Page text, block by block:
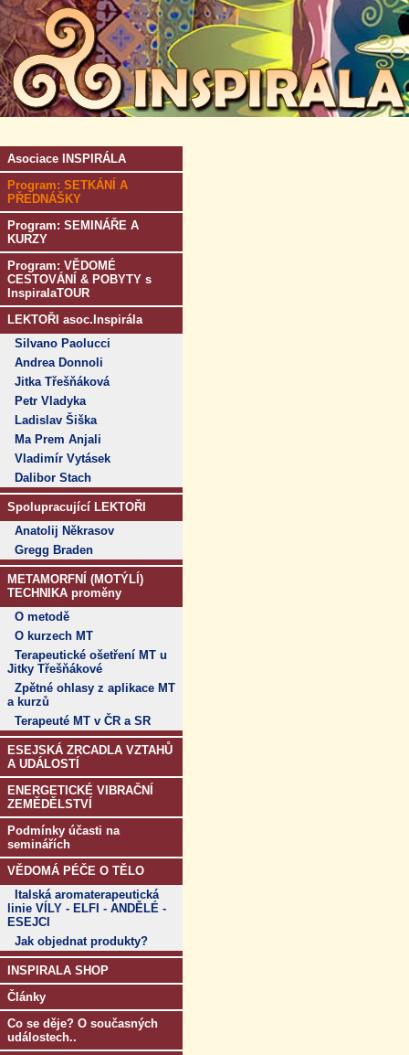
Asociace INSPIRÁLA
Program: SETKÁNÍ A
PŘEDNÁŠKY
Program: SEMINÁŘE A
KURZY
Program: VĚDOMÉ
CESTOVÁNÍ & POBYTY s
InspiralaTOUR
LEKTOŘI asoc.Inspirála
Silvano Paolucci
Andrea Donnoli
Jitka Třešňáková
Petr Vladyka
Ladislav Šiška
Ma Prem Anjali
Vladimír Vytásek
Dalibor Stach
Spolupracující LEKTOŘI
Anatolij Někrasov
Gregg Braden
METAMORFNÍ (MOTÝLÍ)
TECHNIKA proměny
O metodě
O kurzech MT
Terapeutické ošetření MT u
Jitky Třešňákové
Zpětné ohlasy z aplikace MT
a kurzů
Terapeuté MT v ČR a SR
ESEJSKÁ ZRCADLA VZTAHŮ
A UDÁLOSTÍ
ENERGETICKÉ VIBRAČNÍ
ZEMĚDĚLSTVÍ
Podmínky účasti na
seminářích
VĚDOMÁ PÉČE O TĚLO
Italská aromaterapeutická
linie VÍLY - ELFI - ANDĚLÉ -
ESEJCI
Jak objednat produkty?
INSPIRALA SHOP
Články
Co se děje? O současných
událostech..